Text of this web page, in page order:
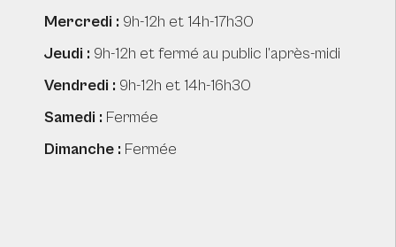
Mercredi : 9h-12h et 14h-17h30
Jeudi : 9h-12h et fermé au public l’après-midi
Vendredi : 9h-12h et 14h-16h30
Samedi : Fermée
Dimanche : Fermée